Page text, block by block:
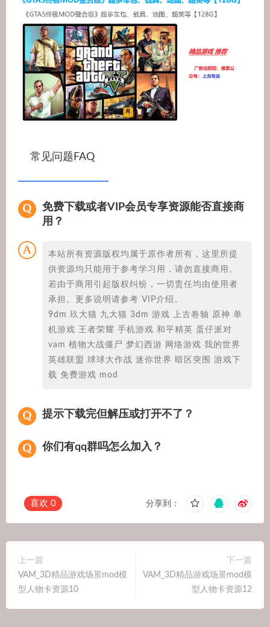
常见问题FAQ
免费下载或者VIP会员专享资源能否直接商
用？
本站所有资源版权均属于原作者所有，这里所提
供资源均只能用于参考学习用，请勿直接商用。
若由于商用引起版权纠纷，一切责任均由使用者
承担。更多说明请参考 VIP介绍。
9dm 玖大猫 九大猫 3dm 游戏 上古卷轴 原神 单
机游戏 王者荣耀 手机游戏 和平精英 蛋仔派对
vam 植物大战僵尸 梦幻西游 网络游戏 我的世界
英雄联盟 球球大作战 迷你世界 暗区突围 游戏下
载 免费游戏 mod
提示下载完但解压或打开不了？
你们有qq群吗怎么加入？
喜欢 0 分享到：
上一篇
VAM_3D精品游戏场景mod模
型人物卡资源10
下一篇
VAM_3D精品游戏场景mod模
型人物卡资源12